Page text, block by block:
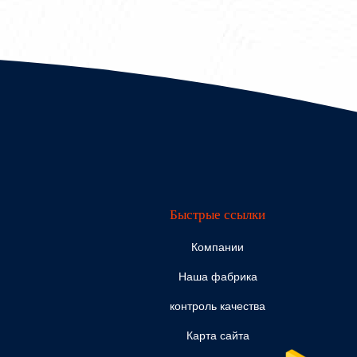
Быстрые ссылки
Компании
Наша фабрика
контроль качества
Карта сайта